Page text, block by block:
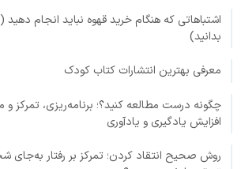
بدانید)
معرفی بهترین انتشارات کتاب کودک
چگونه درست مطالعه کنید؟؛ برنامه‌ریزی، تمرکز
افزایش یادگیری و یادآوری
روش صحیح انتقاد کردن؛ تمرکز بر رفتار